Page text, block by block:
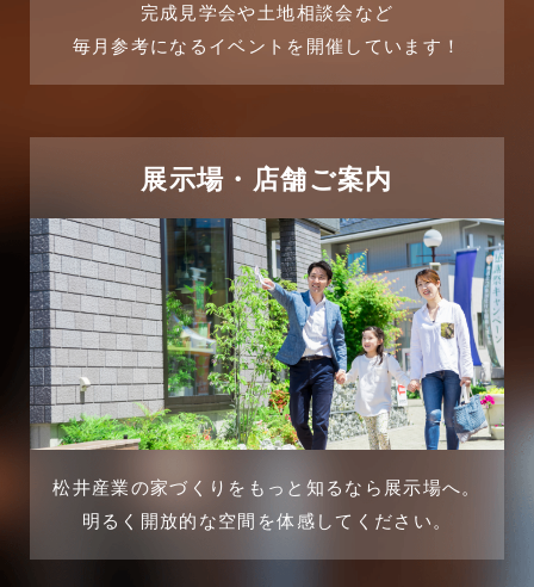
完成見学会や土地相談会など
毎月参考になるイベントを開催しています！
展示場・店舗ご案内
松井産業の家づくりをもっと知るなら展示場へ。
明るく開放的な空間を体感してください。